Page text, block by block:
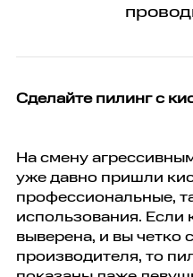
Сделайте пилинг с
На смену
уже давно пришли
профессиональные,
использования. Если
выверена, и вы четко
производителя, то